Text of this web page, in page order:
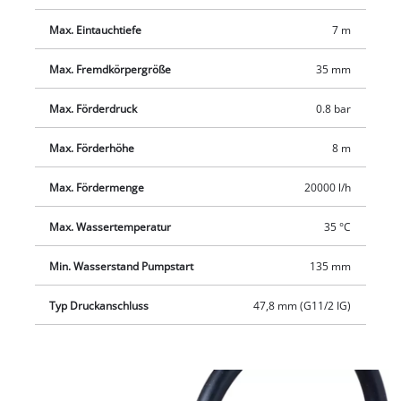
mm) AG x G1½ (ca. 47,8 mm) AG, ein Universaladapter für
25/32 mm-Schläuche sowie 33,3 mm (G 1) AG.
Max. Eintauchtiefe 7 m
Max. Fremdkörpergröße 35 mm
Max. Förderdruck 0.8 bar
Max. Förderhöhe 8 m
Max. Fördermenge 20000 l/h
Max. Wassertemperatur 35 °C
Min. Wasserstand Pumpstart 135 mm
Typ Druckanschluss 47,8 mm (G11/2 IG)